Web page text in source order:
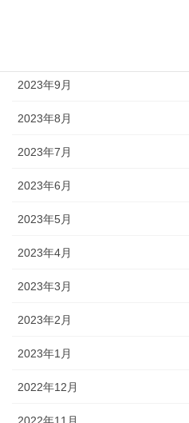
2023年9月
2023年8月
2023年7月
2023年6月
2023年5月
2023年4月
2023年3月
2023年2月
2023年1月
2022年12月